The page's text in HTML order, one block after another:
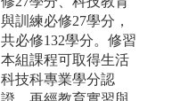
與訓練必修27學分，
共必修132學分。修習
本組課程可取得生活
科技科專業學分認